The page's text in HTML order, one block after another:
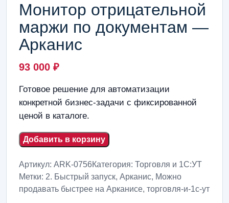
Монитор отрицательной
маржи по документам —
Арканис
93 000 ₽
Готовое решение для автоматизации
конкретной бизнес-задачи с фиксированной
ценой в каталоге.
Добавить в корзину
Артикул: ARK-0756Категория: Торговля и 1С:УТ
Метки: 2. Быстрый запуск, Арканис, Можно
продавать быстрее на Арканисе, торговля-и-1с-ут